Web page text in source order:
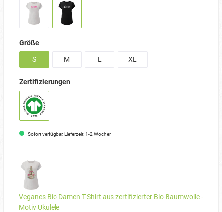
Größe
S
M L XL
Zertifizierungen
Sofort verfügbar, Lieferzeit: 1-2 Wochen
Veganes Bio Damen T-Shirt aus zertifizierter Bio-Baumwolle -
Motiv Ukulele